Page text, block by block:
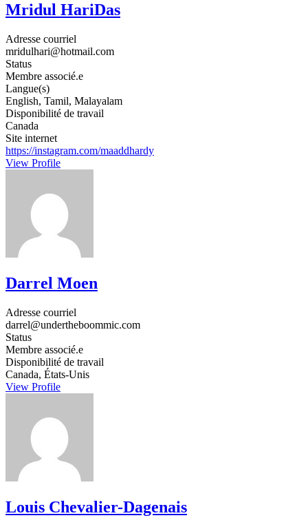
Mridul HariDas
Adresse courriel
mridulhari@hotmail.com
Status
Membre associé.e
Langue(s)
English, Tamil, Malayalam
Disponibilité de travail
Canada
Site internet
https://instagram.com/maaddhardy
View Profile
Darrel Moen
Adresse courriel
darrel@undertheboommic.com
Status
Membre associé.e
Disponibilité de travail
Canada, États-Unis
View Profile
Louis Chevalier-Dagenais